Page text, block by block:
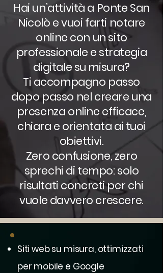
Hai un’attività a Ponte San
Nicolò e vuoi farti notare
online con un sito
professionale e strategia
digitale su misura?
Ti accompagno passo
dopo passo nel creare una
presenza online efficace,
chiara e orientata ai tuoi
obiettivi.
Zero confusione, zero
sprechi di tempo: solo
risultati concreti per chi
vuole davvero crescere.
Siti web su misura, ottimizzati
per mobile e Google